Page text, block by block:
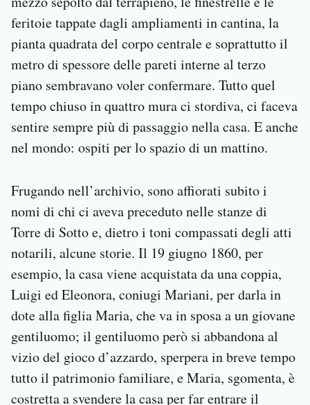
feritoie tappate dagli ampliamenti in cantina, la
pianta quadrata del corpo centrale e soprattutto il
metro di spessore delle pareti interne al terzo
piano sembravano voler confermare. Tutto quel
tempo chiuso in quattro mura ci stordiva, ci faceva
sentire sempre più di passaggio nella casa. E anche
nel mondo: ospiti per lo spazio di un mattino.
Frugando nell’archivio, sono affiorati subito i
nomi di chi ci aveva preceduto nelle stanze di
Torre di Sotto e, dietro i toni compassati degli atti
notarili, alcune storie. Il 19 giugno 1860, per
esempio, la casa viene acquistata da una coppia,
Luigi ed Eleonora, coniugi Mariani, per darla in
dote alla figlia Maria, che va in sposa a un giovane
gentiluomo; il gentiluomo però si abbandona al
vizio del gioco d’azzardo, sperpera in breve tempo
tutto il patrimonio familiare, e Maria, sgomenta, è
costretta a svendere la casa per far entrare il